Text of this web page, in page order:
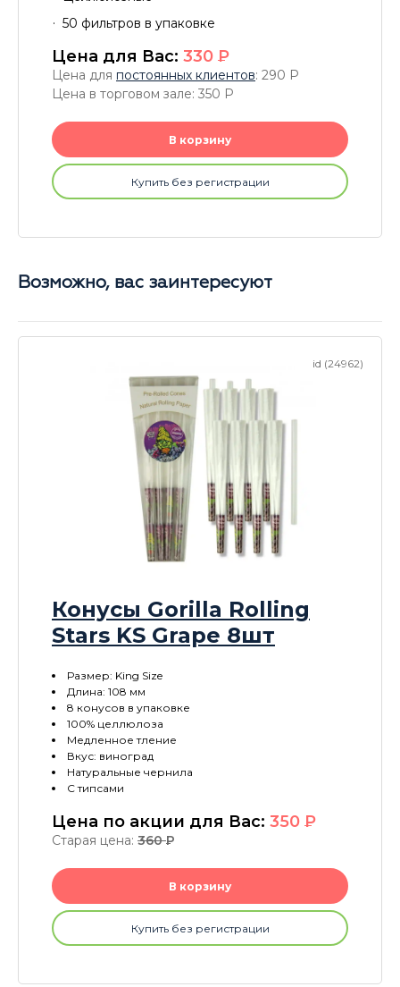
50 фильтров в упаковке
Цена для Вас: 330 P
Цена для постоянных клиентов: 290 P
Цена в торговом зале: 350 P
В корзину
Купить без регистрации
Возможно, вас заинтересуют
id (24962)
Конусы Gorilla Rolling
Stars KS Grape 8шт
Размер: King Size
Длина: 108 мм
8 конусов в упаковке
100% целлюлоза
Медленное тление
Вкус: виноград
Натуральные чернила
С типсами
Цена по акции для Вас: 350 P
Старая цена: 360P
В корзину
Купить без регистрации